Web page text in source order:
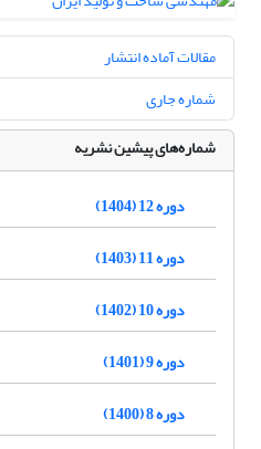
مقالات آماده انتشار
شماره جاری
شماره‌های پیشین نشریه
دوره 12 (1404)
دوره 11 (1403)
دوره 10 (1402)
دوره 9 (1401)
دوره 8 (1400)